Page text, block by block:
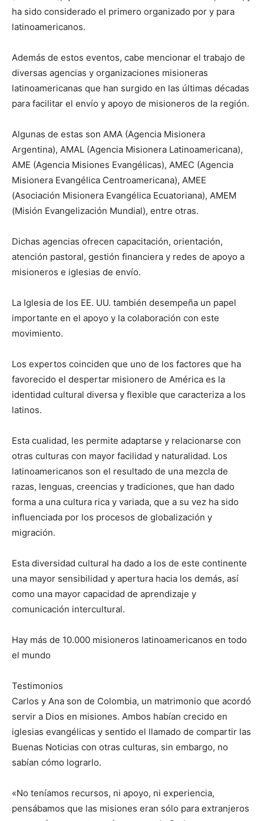
ha sido considerado el primero organizado por y para
latinoamericanos.
Además de estos eventos, cabe mencionar el trabajo de
diversas agencias y organizaciones misioneras
latinoamericanas que han surgido en las últimas décadas
para facilitar el envío y apoyo de misioneros de la región.
Algunas de estas son AMA (Agencia Misionera
Argentina), AMAL (Agencia Misionera Latinoamericana),
AME (Agencia Misiones Evangélicas), AMEC (Agencia
Misionera Evangélica Centroamericana), AMEE
(Asociación Misionera Evangélica Ecuatoriana), AMEM
(Misión Evangelización Mundial), entre otras.
Dichas agencias ofrecen capacitación, orientación,
atención pastoral, gestión financiera y redes de apoyo a
misioneros e iglesias de envío.
La Iglesia de los EE. UU. también desempeña un papel
importante en el apoyo y la colaboración con este
movimiento.
Los expertos coinciden que uno de los factores que ha
favorecido el despertar misionero de América es la
identidad cultural diversa y flexible que caracteriza a los
latinos.
Esta cualidad, les permite adaptarse y relacionarse con
otras culturas con mayor facilidad y naturalidad. Los
latinoamericanos son el resultado de una mezcla de
razas, lenguas, creencias y tradiciones, que han dado
forma a una cultura rica y variada, que a su vez ha sido
influenciada por los procesos de globalización y
migración.
Esta diversidad cultural ha dado a los de este continente
una mayor sensibilidad y apertura hacia los demás, así
como una mayor capacidad de aprendizaje y
comunicación intercultural.
Hay más de 10.000 misioneros latinoamericanos en todo
el mundo
Testimonios
Carlos y Ana son de Colombia, un matrimonio que acordó
servir a Dios en misiones. Ambos habían crecido en
iglesias evangélicas y sentido el llamado de compartir las
Buenas Noticias con otras culturas, sin embargo, no
sabían cómo lograrlo.
«No teníamos recursos, ni apoyo, ni experiencia,
pensábamos que las misiones eran sólo para extranjeros